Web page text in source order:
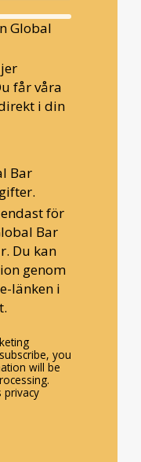
Global
får våra
i din
Bar
för
Bar
Du kan
genom
länken i
you
will be
privacy